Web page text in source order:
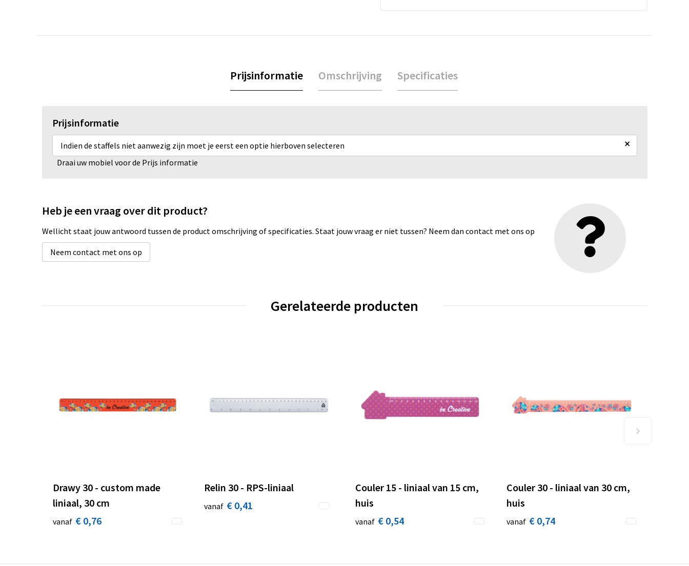
Prijsinformatie Omschrijving Specificaties
Prijsinformatie
Indien de staffels niet aanwezig zijn moet je eerst een optie hierboven selecteren ×
Draai uw mobiel voor de Prijs informatie
Heb je een vraag over dit product?
Wellicht staat jouw antwoord tussen de product omschrijving of specificaties. Staat jouw vraag er niet tussen? Neem dan contact met ons op
Neem contact met ons op
Gerelateerde producten
Drawy 30 - custom made
liniaal, 30 cm
vanaf € 0,76
Relin 30 - RPS-liniaal
vanaf € 0,41
Couler 15 - liniaal van 15 cm,
huis
vanaf € 0,54
Couler 30 - liniaal van 30 cm,
huis
vanaf € 0,74